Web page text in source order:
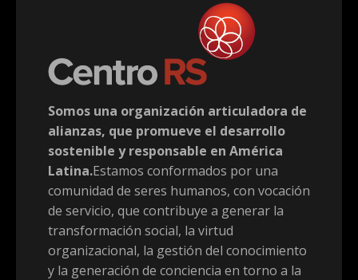
Somos una organización articuladora de
alianzas, que promueve el desarrollo
sostenible y responsable en América
Latina.Estamos conformados por una
comunidad de seres humanos, con vocación
de servicio, que contribuye a generar la
transformación social, la virtud
organizacional, la gestión del conocimiento
y la generación de conciencia en torno a la